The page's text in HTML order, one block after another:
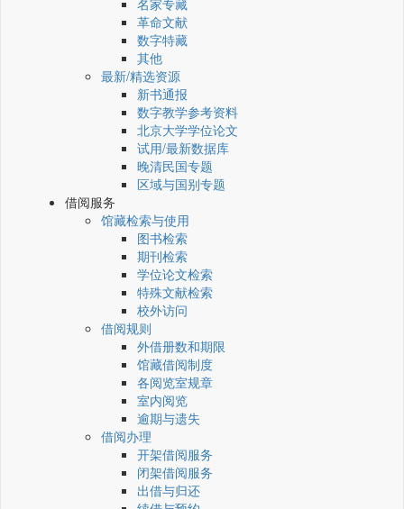
名家专藏
革命文献
数字特藏
其他
最新/精选资源
新书通报
数字教学参考资料
北京大学学位论文
试用/最新数据库
晚清民国专题
区域与国别专题
借阅服务
馆藏检索与使用
图书检索
期刊检索
学位论文检索
特殊文献检索
校外访问
借阅规则
外借册数和期限
馆藏借阅制度
各阅览室规章
室内阅览
逾期与遗失
借阅办理
开架借阅服务
闭架借阅服务
出借与归还